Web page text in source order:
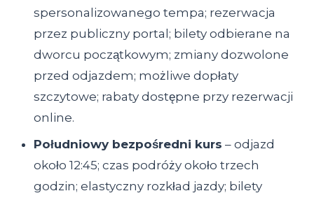
spersonalizowanego tempa; rezerwacja
przez publiczny portal; bilety odbierane na
dworcu początkowym; zmiany dozwolone
przed odjazdem; możliwe dopłaty
szczytowe; rabaty dostępne przy rezerwacji
online.
Południowy bezpośredni kurs – odjazd
około 12:45; czas podróży około trzech
godzin; elastyczny rozkład jazdy; bilety